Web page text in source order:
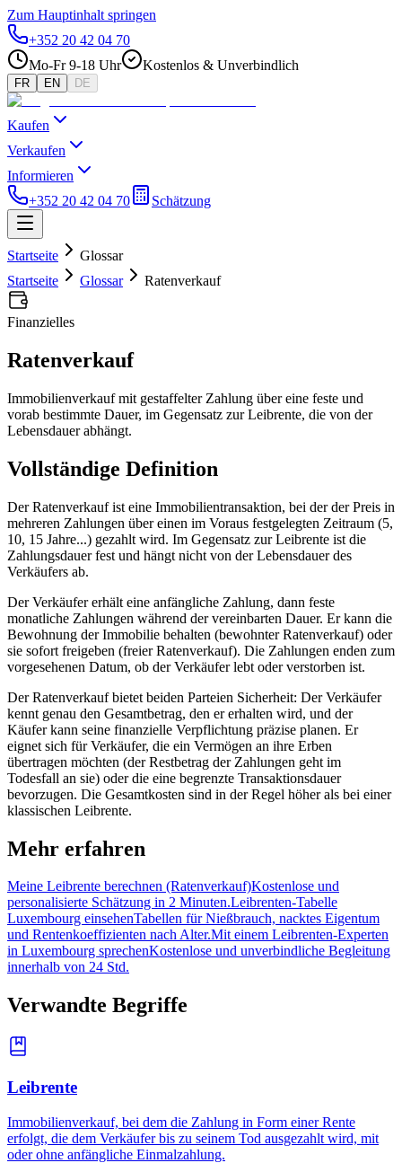
Zum Hauptinhalt springen
+352 20 42 04 70
Mo-Fr 9-18 Uhr
Kostenlos & Unverbindlich
FR EN DE
Kaufen
Verkaufen
Informieren
+352 20 42 04 70
Schätzung
Startseite
Glossar
Startseite
Glossar Ratenverkauf
Finanzielles
Ratenverkauf
Immobilienverkauf mit gestaffelter Zahlung über eine feste und
vorab bestimmte Dauer, im Gegensatz zur Leibrente, die von der
Lebensdauer abhängt.
Vollständige Definition
Der Ratenverkauf ist eine Immobilientransaktion, bei der der Preis in
mehreren Zahlungen über einen im Voraus festgelegten Zeitraum (5,
10, 15 Jahre...) gezahlt wird. Im Gegensatz zur Leibrente ist die
Zahlungsdauer fest und hängt nicht von der Lebensdauer des
Verkäufers ab.
Der Verkäufer erhält eine anfängliche Zahlung, dann feste
monatliche Zahlungen während der vereinbarten Dauer. Er kann die
Bewohnung der Immobilie behalten (bewohnter Ratenverkauf) oder
sie sofort freigeben (freier Ratenverkauf). Die Zahlungen enden zum
vorgesehenen Datum, ob der Verkäufer lebt oder verstorben ist.
Der Ratenverkauf bietet beiden Parteien Sicherheit: Der Verkäufer
kennt genau den Gesamtbetrag, den er erhalten wird, und der
Käufer kann seine finanzielle Verpflichtung präzise planen. Er
eignet sich für Verkäufer, die ein Vermögen an ihre Erben
übertragen möchten (der Restbetrag der Zahlungen geht im
Todesfall an sie) oder die eine begrenzte Transaktionsdauer
bevorzugen. Die Gesamtkosten sind in der Regel höher als bei einer
klassischen Leibrente.
Mehr erfahren
Meine Leibrente berechnen (Ratenverkauf)Kostenlose und
personalisierte Schätzung in 2 Minuten.Leibrenten-Tabelle
Luxembourg einsehenTabellen für Nießbrauch, nacktes Eigentum
und Rentenkoeffizienten nach Alter.Mit einem Leibrenten-Experten
in Luxembourg sprechenKostenlose und unverbindliche Begleitung
innerhalb von 24 Std.
Verwandte Begriffe
Leibrente
Immobilienverkauf, bei dem die Zahlung in Form einer Rente
erfolgt, die dem Verkäufer bis zu seinem Tod ausgezahlt wird, mit
oder ohne anfängliche Einmalzahlung.